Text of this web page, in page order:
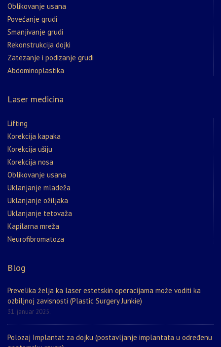
Oblikovanje usana
Povećanje grudi
Smanjivanje grudi
Rekonstrukcija dojki
Zatezanje i podizanje grudi
Abdominoplastika
Laser medicina
Lifting
Korekcija kapaka
Korekcija ušiju
Korekcija nosa
Oblikovanje usana
Uklanjanje mladeža
Uklanjanje ožiljaka
Uklanjanje tetovaža
Kapilarna mreža
Neurofibromatoza
Blog
Prevelika želja ka laser estetskin operacijama može voditi ka
ozbiljnoj zavisnosti (Plastic Surgery Junkie)
31. januar 2025.
Polozaj Implantat za dojku (postavljanje implantata u određenu